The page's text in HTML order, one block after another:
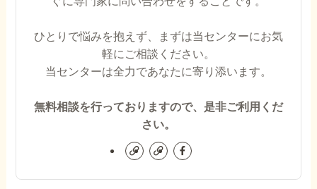
ひとりで悩みを抱えず、まずは当センターにお気
軽にご相談ください。
当センターは全力であなたに寄り添います。
無料相談を行っておりますので、是非ご利用くだ
さい。